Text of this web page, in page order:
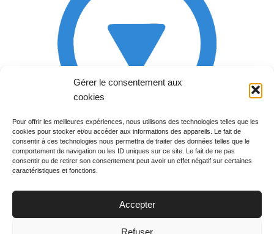
Gérer le consentement aux
cookies
Pour offrir les meilleures expériences, nous utilisons des technologies telles que les
cookies pour stocker et/ou accéder aux informations des appareils. Le fait de
consentir à ces technologies nous permettra de traiter des données telles que le
comportement de navigation ou les ID uniques sur ce site. Le fait de ne pas
consentir ou de retirer son consentement peut avoir un effet négatif sur certaines
caractéristiques et fonctions.
Accepter
Refuser
Rechercher votre
programme
Votre soirée :